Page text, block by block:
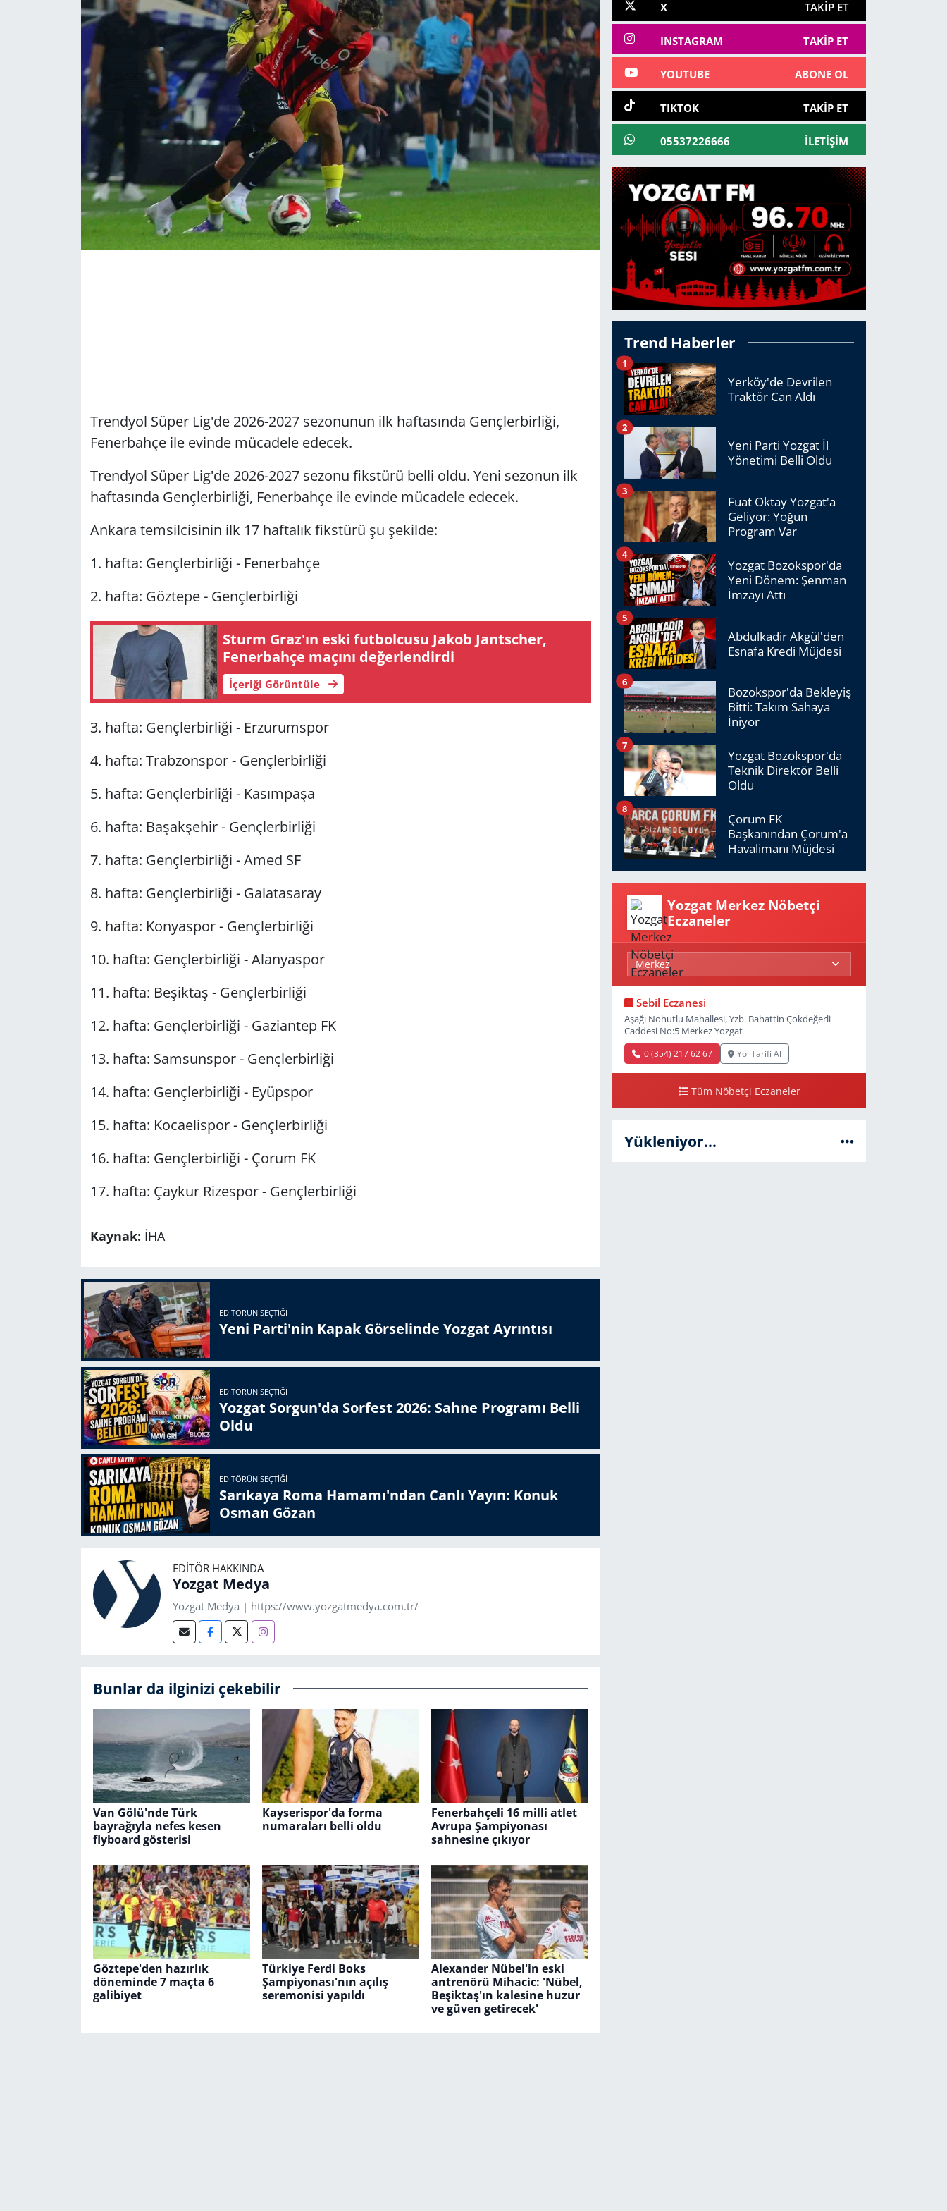
Trendyol Süper Lig'de 2026-2027 sezonunun ilk haftasında Gençlerbirliği,
Fenerbahçe ile evinde mücadele edecek.
Trendyol Süper Lig'de 2026-2027 sezonu fikstürü belli oldu. Yeni sezonun ilk
haftasında Gençlerbirliği, Fenerbahçe ile evinde mücadele edecek.
Ankara temsilcisinin ilk 17 haftalık fikstürü şu şekilde:
1. hafta: Gençlerbirliği - Fenerbahçe
2. hafta: Göztepe - Gençlerbirliği
Sturm Graz'ın eski futbolcusu Jakob Jantscher,
Fenerbahçe maçını değerlendirdi
İçeriği Görüntüle
3. hafta: Gençlerbirliği - Erzurumspor
4. hafta: Trabzonspor - Gençlerbirliği
5. hafta: Gençlerbirliği - Kasımpaşa
6. hafta: Başakşehir - Gençlerbirliği
7. hafta: Gençlerbirliği - Amed SF
8. hafta: Gençlerbirliği - Galatasaray
9. hafta: Konyaspor - Gençlerbirliği
10. hafta: Gençlerbirliği - Alanyaspor
11. hafta: Beşiktaş - Gençlerbirliği
12. hafta: Gençlerbirliği - Gaziantep FK
13. hafta: Samsunspor - Gençlerbirliği
14. hafta: Gençlerbirliği - Eyüpspor
15. hafta: Kocaelispor - Gençlerbirliği
16. hafta: Gençlerbirliği - Çorum FK
17. hafta: Çaykur Rizespor - Gençlerbirliği
Kaynak: İHA
EDITÖRÜN SEÇTIĞI
Yeni Parti'nin Kapak Görselinde Yozgat Ayrıntısı
EDITÖRÜN SEÇTIĞI
Yozgat Sorgun'da Sorfest 2026: Sahne Programı Belli
Oldu
EDITÖRÜN SEÇTIĞI
Sarıkaya Roma Hamamı'ndan Canlı Yayın: Konuk
Osman Gözan
EDITÖR HAKKINDA
Yozgat Medya
Yozgat Medya | https://www.yozgatmedya.com.tr/
Bunlar da ilginizi çekebilir
Van Gölü'nde Türk
bayrağıyla nefes kesen
flyboard gösterisi
Kayserispor'da forma
numaraları belli oldu
Fenerbahçeli 16 milli atlet
Avrupa Şampiyonası
sahnesine çıkıyor
Göztepe'den hazırlık
döneminde 7 maçta 6
galibiyet
Türkiye Ferdi Boks
Şampiyonası'nın açılış
seremonisi yapıldı
Alexander Nübel'in eski
antrenörü Mihacic: 'Nübel,
Beşiktaş'ın kalesine huzur
ve güven getirecek'
X TAKIP ET
INSTAGRAM TAKIP ET
YOUTUBE ABONE OL
TIKTOK TAKIP ET
05537226666 İLETIŞIM
Trend Haberler
Yerköy'de Devrilen
Traktör Can Aldı
1
Yeni Parti Yozgat İl
Yönetimi Belli Oldu
2
Fuat Oktay Yozgat'a
Geliyor: Yoğun
Program Var
3
Yozgat Bozokspor'da
Yeni Dönem: Şenman
İmzayı Attı
4
Abdulkadir Akgül'den
Esnafa Kredi Müjdesi
5
Bozokspor'da Bekleyiş
Bitti: Takım Sahaya
İniyor
6
Yozgat Bozokspor'da
Teknik Direktör Belli
Oldu
7
Çorum FK
Başkanından Çorum'a
Havalimanı Müjdesi
8
Yozgat Merkez Nöbetçi
Eczaneler
Sebil Eczanesi
Aşağı Nohutlu Mahallesi, Yzb. Bahattin Çokdeğerli
Caddesi No:5 Merkez Yozgat
0 (354) 217 62 67 Yol Tarifi Al
Tüm Nöbetçi Eczaneler
Yükleniyor...